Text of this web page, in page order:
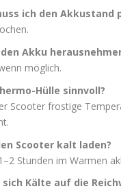
ich den Akkustand
Akku
möglich.
Hülle sinnvoll?
Scooter frostige
Scooter kalt laden?
Stunden im Warmen
Kälte auf die